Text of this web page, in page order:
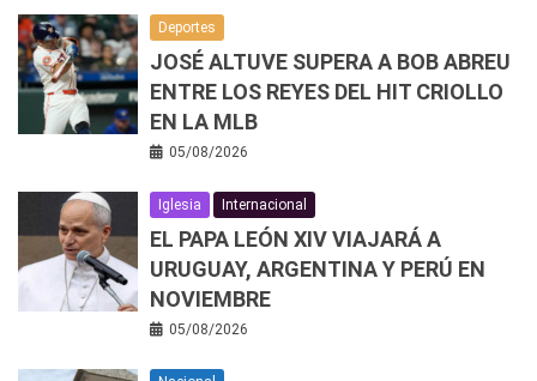
Deportes
JOSÉ ALTUVE SUPERA A BOB ABREU
ENTRE LOS REYES DEL HIT CRIOLLO
EN LA MLB
05/08/2026
Iglesia Internacional
EL PAPA LEÓN XIV VIAJARÁ A
URUGUAY, ARGENTINA Y PERÚ EN
NOVIEMBRE
05/08/2026